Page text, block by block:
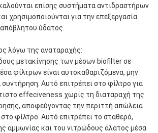
επίσης συστήματα αντιδραστήρων
χρησιμοποιούνται για την επεξεργασία
ύδατος.
λόγω της αναταραχής:
μετακίνησης των μέσων biofilter σε
φίλτρων είναι αυτοκαθαριζόμενα, μην
Αυτό επιτρέπει στο φίλτρο για
effeciveness χωρίς τη διαταραχή της
αποφεύγοντας την περιττή απώλεια
φίλτρο. Αυτό επιτρέπει το σταθερό,
αμμωνίας και του νιτρώδους άλατος μέσα